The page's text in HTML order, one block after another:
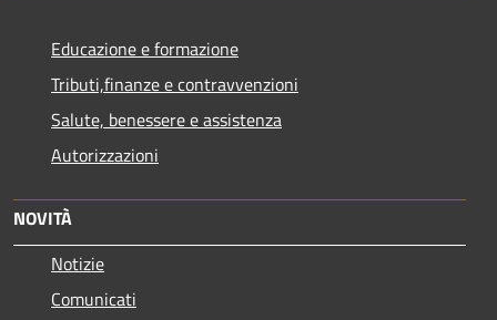
Educazione e formazione
Tributi,finanze e contravvenzioni
Salute, benessere e assistenza
Autorizzazioni
NOVITÀ
Notizie
Comunicati